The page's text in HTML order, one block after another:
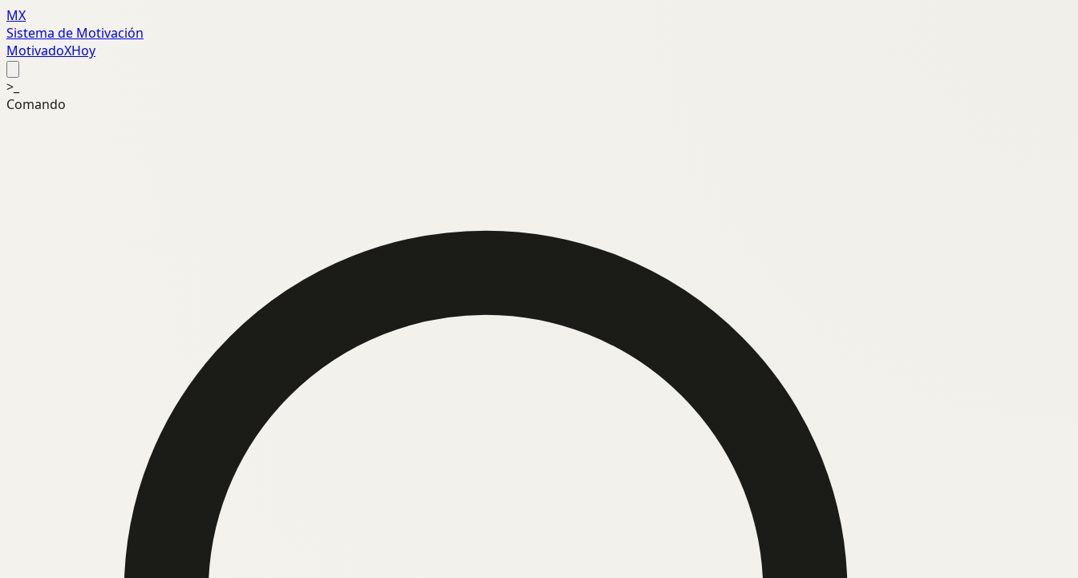
MX
Sistema de Motivación
MotivadoXHoy
>_
Comando